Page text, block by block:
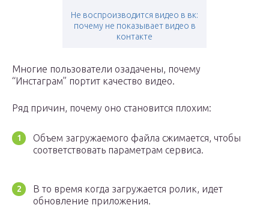
Не воспроизводится видео в вк:
почему не показывает видео в
контакте
Многие пользователи озадачены, почему
“Инстаграм” портит качество видео.
Ряд причин, почему оно становится плохим:
Объем загружаемого файла сжимается, чтобы
соответствовать параметрам сервиса.
В то время когда загружается ролик, идет
обновление приложения.